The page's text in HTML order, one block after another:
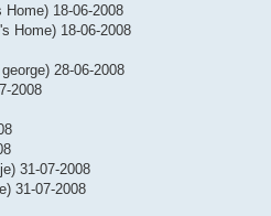
18-06-2008
Home) 18-06-2008
28-06-2008
2008
31-07-2008
31-07-2008